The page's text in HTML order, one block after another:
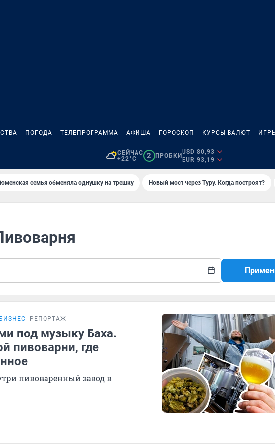
ПОГОДА ТЕЛЕПРОГРАММА АФИША ГОРОСКОП КУРСЫ ВАЛЮТ
СЕЙЧАС
+22°C
2 ПРОБКИ
USD 80,93
EUR 93,19
семья обменяла однушку на трешку Новый мост через Туру. Когда построят?
РЕПОРТАЖ
под музыку Баха.
пивоварни, где
пивоваренный завод в